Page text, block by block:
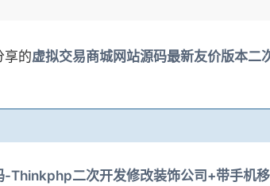
享的虚拟交易商城网站源码最新友价版本二
-Thinkphp二次开发修改装饰公司+带手机